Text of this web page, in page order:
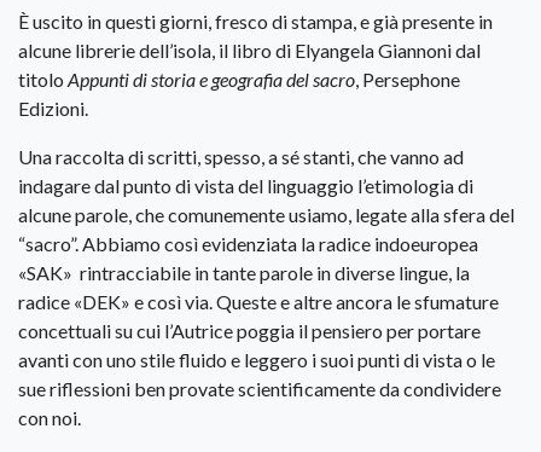
È uscito in questi giorni, fresco di stampa, e già presente in
alcune librerie dell’isola, il libro di Elyangela Giannoni dal
titolo Appunti di storia e geografia del sacro, Persephone
Edizioni.
Una raccolta di scritti, spesso, a sé stanti, che vanno ad
indagare dal punto di vista del linguaggio l’etimologia di
alcune parole, che comunemente usiamo, legate alla sfera del
“sacro”. Abbiamo così evidenziata la radice indoeuropea
«SAK» rintracciabile in tante parole in diverse lingue, la
radice «DEK» e così via. Queste e altre ancora le sfumature
concettuali su cui l’Autrice poggia il pensiero per portare
avanti con uno stile fluido e leggero i suoi punti di vista o le
sue riflessioni ben provate scientificamente da condividere
con noi.